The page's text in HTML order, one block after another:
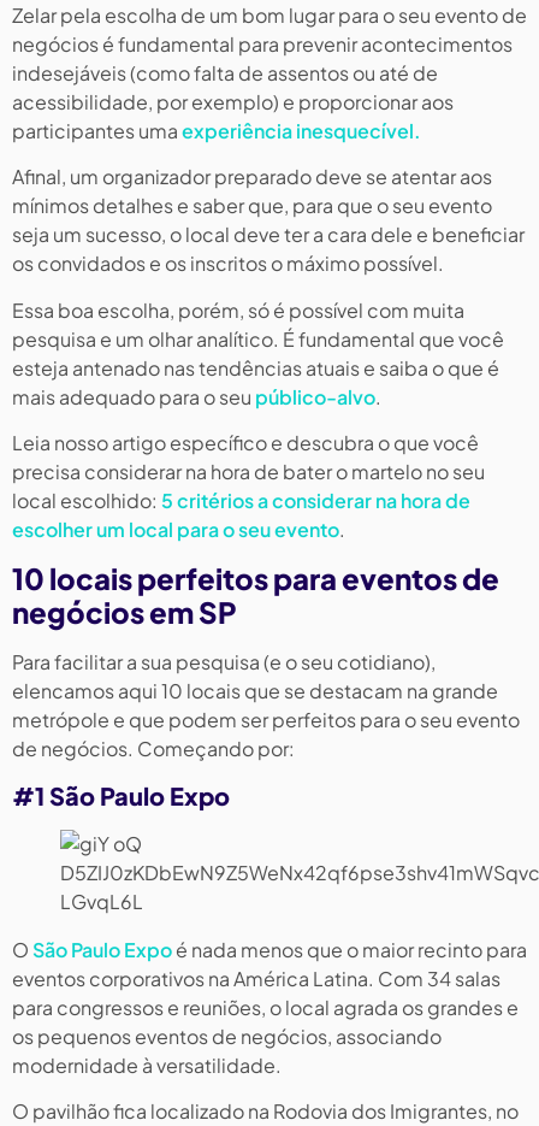
Zelar pela escolha de um bom lugar para o seu evento de
negócios é fundamental para prevenir acontecimentos
indesejáveis (como falta de assentos ou até de
acessibilidade, por exemplo) e proporcionar aos
participantes umaexperiência inesquecível.
Afinal, um organizador preparado deve se atentar aos
mínimos detalhes e saber que, para que o seu evento
seja um sucesso, o local deve ter a cara dele e beneficiar
os convidados e os inscritos o máximo possível.
Essa boa escolha, porém, só é possível com muita
pesquisa e um olhar analítico. É fundamental que você
esteja antenado nas tendências atuais e saiba o que é
mais adequado para o seu público-alvo.
Leia nosso artigo específico e descubra o que você
precisa considerar na hora de bater o martelo no seu
local escolhido: 5 critérios a considerar na hora de
escolher um local para o seu evento.
10 locais perfeitos para eventos de
negócios em SP
Para facilitar a sua pesquisa (e o seu cotidiano),
elencamos aqui 10 locais que se destacam na grande
metrópole e que podem ser perfeitos para o seu evento
de negócios. Começando por:
#1 São Paulo Expo
O São Paulo Expoé nada menos que o maior recinto para
eventos corporativos na América Latina. Com 34 salas
para congressos e reuniões, o local agrada os grandes e
os pequenos eventos de negócios, associando
modernidade à versatilidade.
O pavilhão fica localizado na Rodovia dos Imigrantes, no